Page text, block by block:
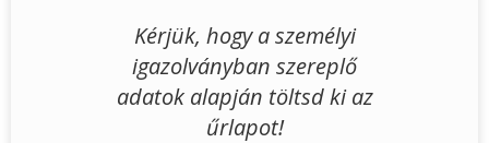
Kérjük, hogy a személyi
igazolványban szereplő
adatok alapján töltsd ki az
űrlapot!